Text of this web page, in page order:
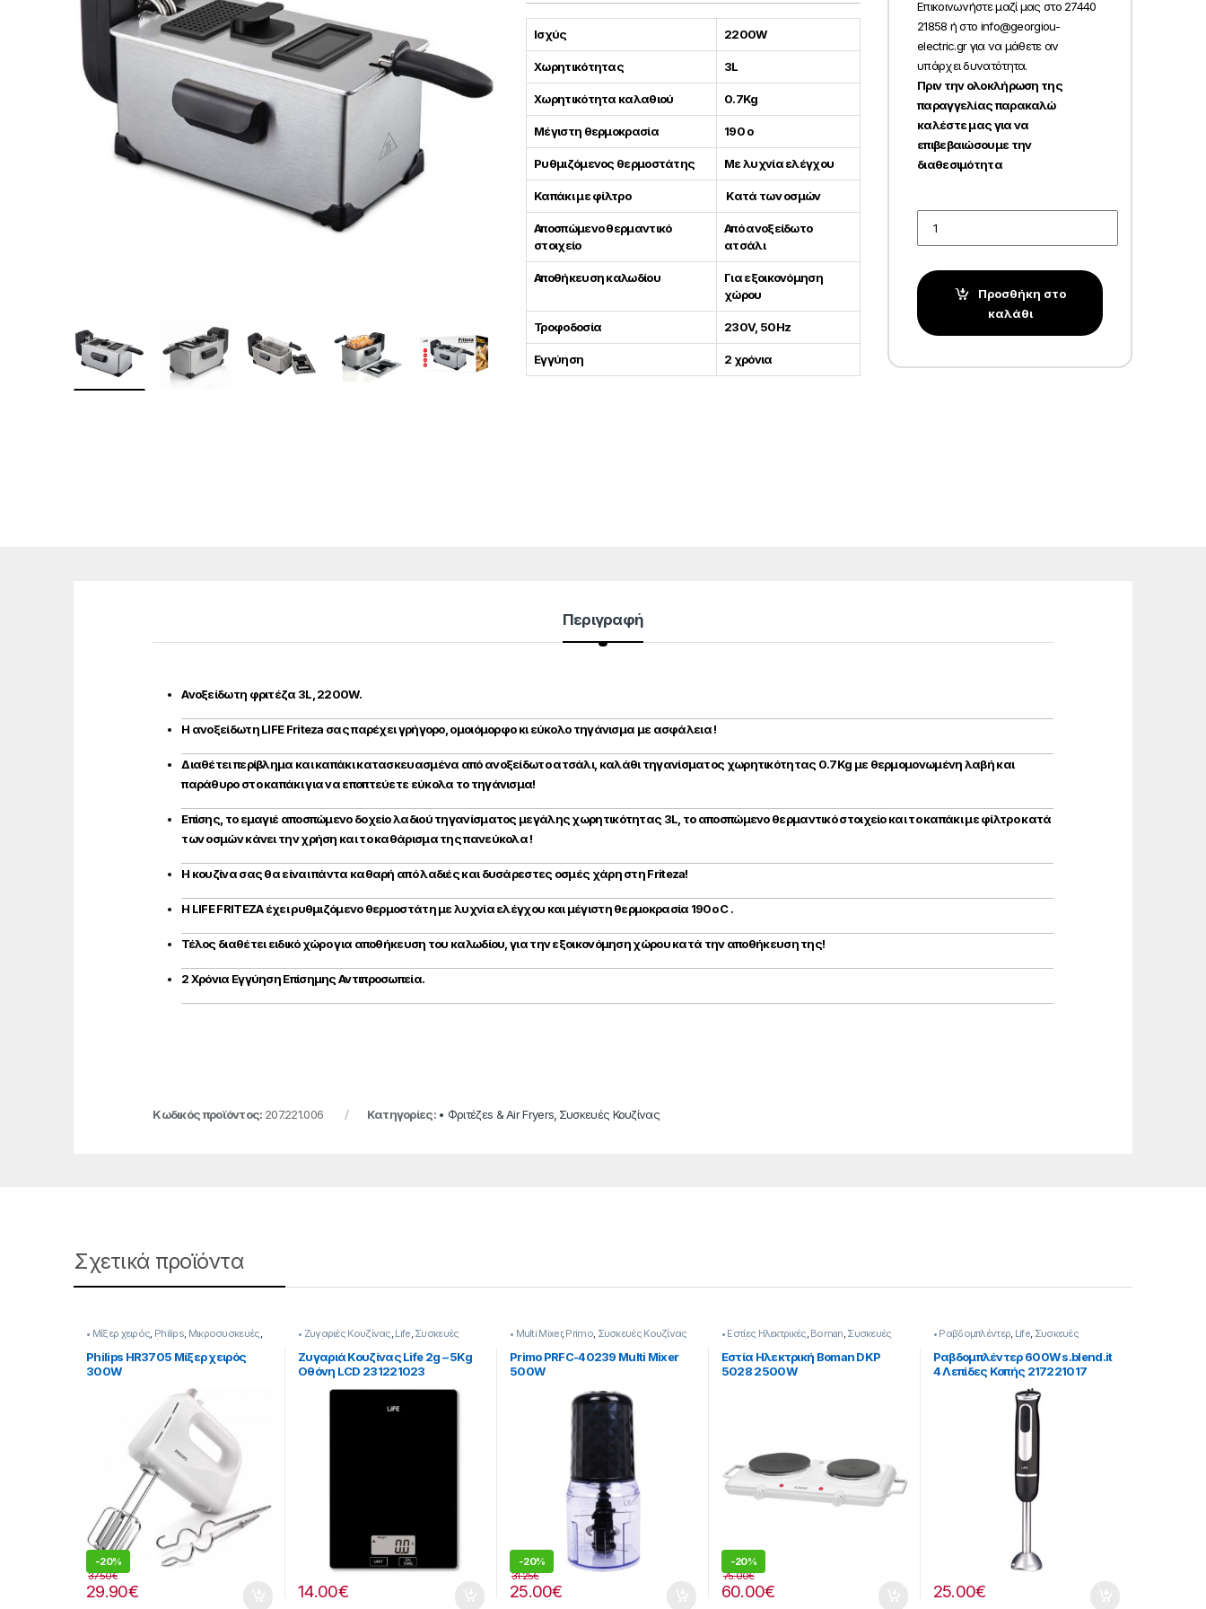
Ισχύς 2200W
Xωρητικότητας 3L
Χωρητικότητα καλαθιού 0.7Kg
Μέγιστη θερμοκρασία 190 ο
Ρυθμιζόμενος θερμοστάτης Mε λυχνία ελέγχου
Καπάκι με φίλτρο Κατά των οσμών
Αποσπώμενο θερμαντικό
στοιχείο
Από ανοξείδωτο
ατσάλι
Αποθήκευση καλωδίου
Για εξοικονόμηση
χώρου
Τροφοδοσία 230V, 50Hz
Eγγύηση 2 χρόνια
Επικοινωνήστε μαζί μας στο 27440
21858 ή στο info@georgiou-
electric.gr για να μάθετε αν
υπάρχει δυνατότητα.
Πριν την ολοκλήρωση της
παραγγελίας παρακαλώ
καλέστε μας για να
επιβεβαιώσουμε την
διαθεσιμότητα
Προσθήκη στο
καλάθι
Περιγραφή
Ανοξείδωτη φριτέζα 3L, 2200W.
H ανοξείδωτη LIFE Friteza σας παρέχει γρήγορο, ομοιόμορφο κι εύκολο τηγάνισμα με ασφάλεια !
Διαθέτει περίβλημα και καπάκι κατασκευασμένα από ανοξείδωτο ατσάλι, καλάθι τηγανίσματος χωρητικότητας 0.7Kg με θερμομονωμένη λαβή και
παράθυρο στο καπάκι για να εποπτεύετε εύκολα το τηγάνισμα!
Επίσης, το εμαγιέ αποσπώμενο δοχείο λαδιού τηγανίσματος μεγάλης χωρητικότητας 3L, το αποσπώμενο θερμαντικό στοιχείο και το καπάκι με φίλτρο κατά
των οσμών κάνει την χρήση και το καθάρισμα της πανεύκολα !
Η κουζίνα σας θα είναι πάντα καθαρή από λαδιές και δυσάρεστες οσμές χάρη στη Friteza!
Η LIFE FRITEZA έχει ρυθμιζόμενο θερμοστάτη με λυχνία ελέγχου και μέγιστη θερμοκρασία 190ο C .
Τέλος διαθέτει ειδικό χώρο για αποθήκευση του καλωδίου, για την εξοικονόμηση χώρου κατά την αποθήκευση της!
2 Χρόνια Εγγύηση Επίσημης Αντιπροσωπεία.
Κωδικός προϊόντος: 207.221.006 Κατηγορίες: • Φριτέζεs & Air Fryers Συσκευές Κουζίνας
Σχετικά προϊόντα
• Μίξερ χειρός, Philips, Μικροσυσκευές,
Συσκευές Κουζίνας
Philips HR3705 Μίξερ χειρός
300W
-20%
29.90€
37.50€
• Ζυγαριές Κουζίνας,Life,Συσκευές
Κουζίνας
Ζυγαριά Κουζίνας Life 2g – 5Kg
Οθόνη LCD 231221023
14.00€
• Multi Mixer,Primo, Συσκευές Κουζίνας
Primo PRFC-40239 Multi Mixer
500W
-20%
25.00€
31.25€
• Εστίες Ηλεκτρικές,Boman,Συσκευές
Κουζίνας
Εστία Ηλεκτρική Boman DKP
5028 2500W
-20%
60.00€
75.00€
• Ραβδομπλέντερ, Life, Συσκευές
Κουζίνας
Ραβδομπλέντερ 600W s.blend.it
4 Λεπίδες Κοπής 217221017
25.00€